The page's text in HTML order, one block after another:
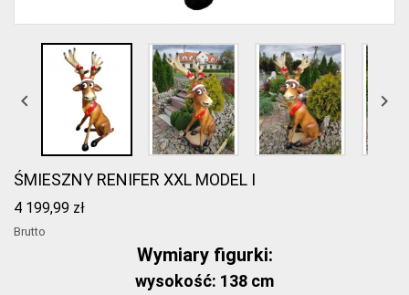
 
ŚMIESZNY RENIFER XXL MODEL I
4 199,99 zł
Brutto
Wymiary figurki:
wysokość: 138 cm